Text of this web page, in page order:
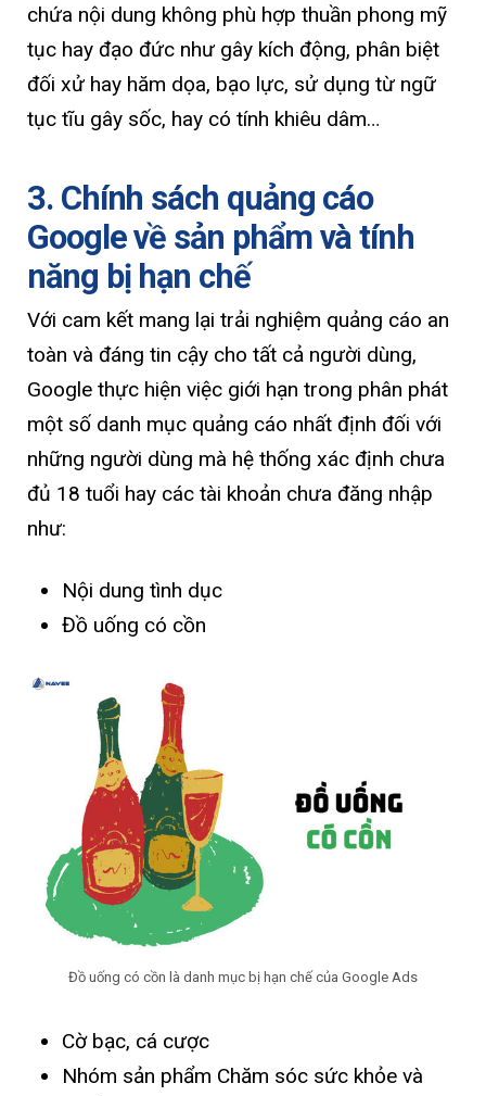
chứa nội dung không phù hợp thuần phong mỹ
tục hay đạo đức như gây kích động, phân biệt
đối xử hay hăm dọa, bạo lực, sử dụng từ ngữ
tục tĩu gây sốc, hay có tính khiêu dâm…
3. Chính sách quảng cáo
Google về sản phẩm và tính
năng bị hạn chế
Với cam kết mang lại trải nghiệm quảng cáo an
toàn và đáng tin cậy cho tất cả người dùng,
Google thực hiện việc giới hạn trong phân phát
một số danh mục quảng cáo nhất định đối với
những người dùng mà hệ thống xác định chưa
đủ 18 tuổi hay các tài khoản chưa đăng nhập
như:
Nội dung tình dục
Đồ uống có cồn
Đồ uống có cồn là danh mục bị hạn chế của Google Ads
Cờ bạc, cá cược
Nhóm sản phẩm Chăm sóc sức khỏe và